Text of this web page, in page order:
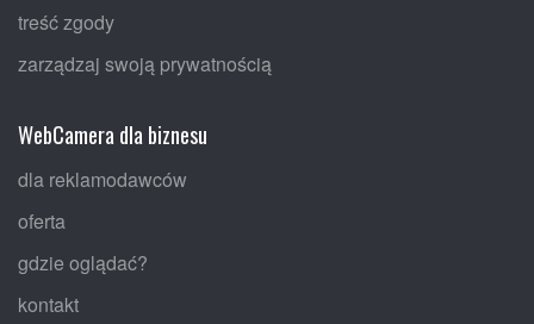
treść zgody
zarządzaj swoją prywatnością
WebCamera dla biznesu
dla reklamodawców
oferta
gdzie oglądać?
kontakt